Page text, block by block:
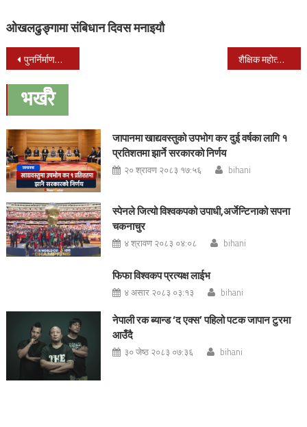
ओखलढुङ्गामा संबिधान दिवस मनाइयौ
Post
navigation
पुनर्निर्माणलाई विश्व बैंकको थप ३० अर्ब शैक्षिक महोत्सवको अवलोकन गर्ने दर्शकहरुको संख्या बढदै
भर्खरै
जापानमा खाद्यवस्तुको उपभोग कर दुई वर्षका लागि १
प्रतिशतमा झार्ने सरकारको निर्णय
२० श्रावण २०८३ १७:५६ bihani
स्पेनले जित्यो विश्वकपको उपाधी,अर्जेन्टिनाको सपना
चकनाचुर
४ श्रावण २०८३ ०४:०८ bihani
फिफा विश्वकप प्रत्यक्ष लाईभ
४ असार २०८३ ०३:१३ bihani
नेपाली रक ब्यान्ड ‘द एक्स’ पहिलो पटक जापान टुरमा
आउँदै
३० जेष्ठ २०८३ ०७:३६ bihani